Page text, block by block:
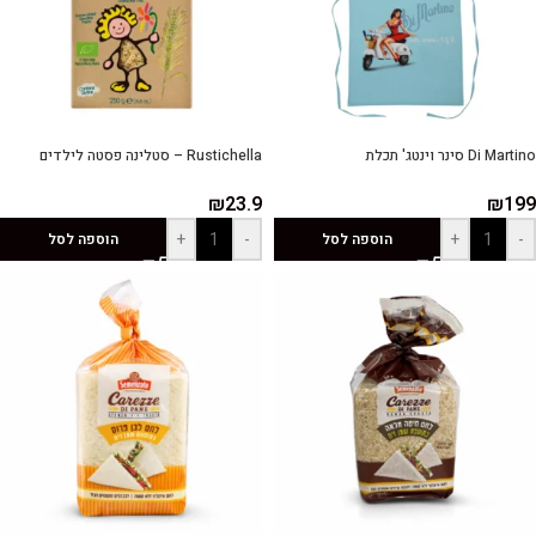
Di Martino סינר וינטג' תכלת
₪199
-
+ הוספה לסל
Rustichella – סטלינה פסטה לילדים
₪23.9
-
+ הוספה לסל